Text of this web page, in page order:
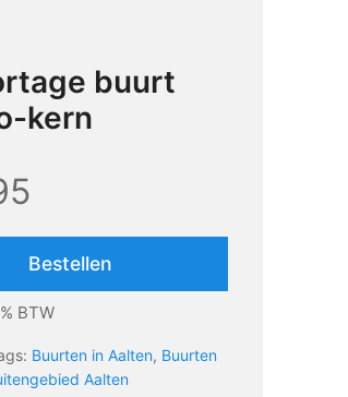
buurt
kern
Bestellen
BTW
Buurten in Aalten, Buurten
Aalten